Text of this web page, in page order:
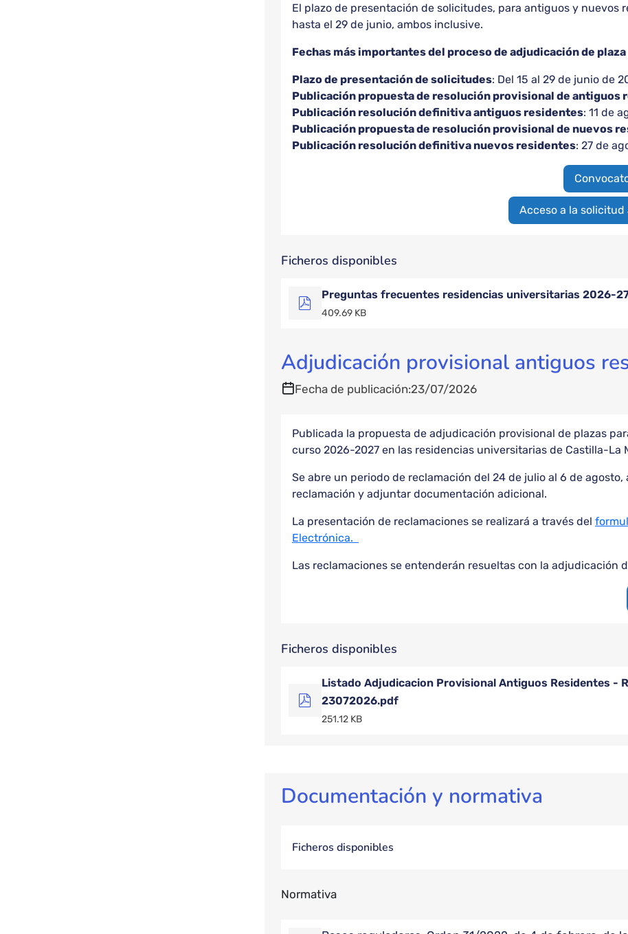
El plazo de presentación de solicitudes, para antiguos y nuevos
hasta el 29 de junio, ambos inclusive.
Fechas más importantes del proceso de adjudicación de
Plazo de presentación de solicitudes: Del 15 al 29 de junio de
Publicación propuesta de resolución provisional de antiguos
Publicación resolución definitiva antiguos residentes: 11 de
Publicación propuesta de resolución provisional de nuevos
Publicación resolución definitiva nuevos residentes: 27 de
Acceso a la solicitud
Ficheros disponibles
Preguntas frecuentes residencias universitarias 2026-
409.69 KB
Adjudicación provisional antiguos
Fecha de publicación 23/07/2026
Publicada la propuesta de adjudicación provisional de plazas
curso 2026-2027 en las residencias universitarias de Castilla-La
Se abre un periodo de reclamación del 24 de julio al 6 de
reclamación y adjuntar documentación adicional.
La presentación de reclamaciones se realizará a través del
Electrónica.
Las reclamaciones se entenderán resueltas con la adjudicación
Ficheros disponibles
Listado Adjudicacion Provisional Antiguos Residentes -
23072026.pdf
251.12 KB
Documentación y normativa
Ficheros disponibles
Normativa